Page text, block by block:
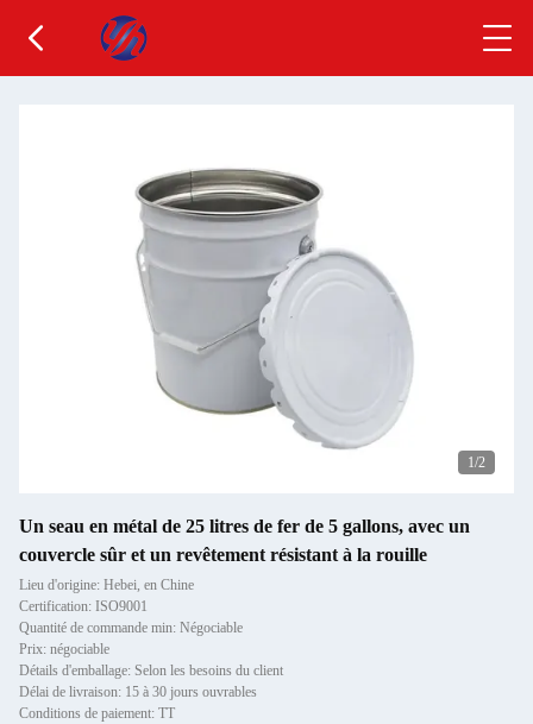
1/2
Un seau en métal de 25 litres de fer de 5 gallons, avec un
couvercle sûr et un revêtement résistant à la rouille
Lieu d'origine: Hebei, en Chine
Certification: ISO9001
Quantité de commande min: Négociable
Prix: négociable
Détails d'emballage: Selon les besoins du client
Délai de livraison: 15 à 30 jours ouvrables
Conditions de paiement: TT